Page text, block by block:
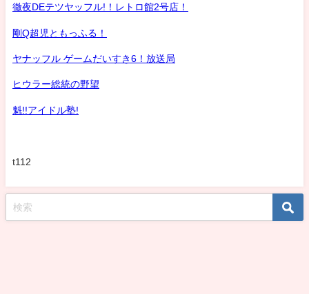
徹夜DEテツヤッフル!！レトロ館2号店！
剛Q超児ともっふる！
ヤナッフル ゲームだいすき6！放送局
ヒウラー総統の野望
魁!!アイドル塾!
t112